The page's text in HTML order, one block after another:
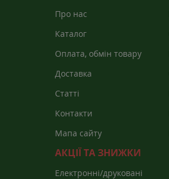
Про нас
Каталог
Оплата, обмін товару
Доставка
Статті
Контакти
Мапа сайту
АКЦІЇ ТА ЗНИЖКИ
Електронні/друковані